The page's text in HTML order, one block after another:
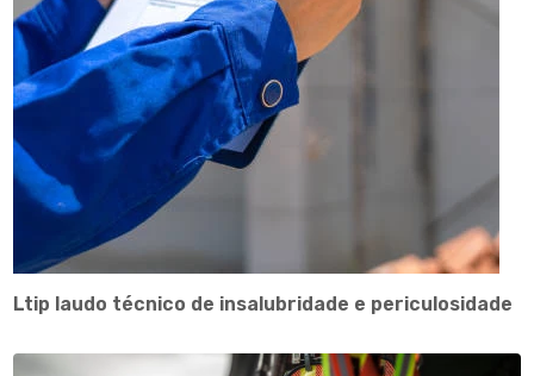
Ltip laudo técnico de insalubridade e periculosidade